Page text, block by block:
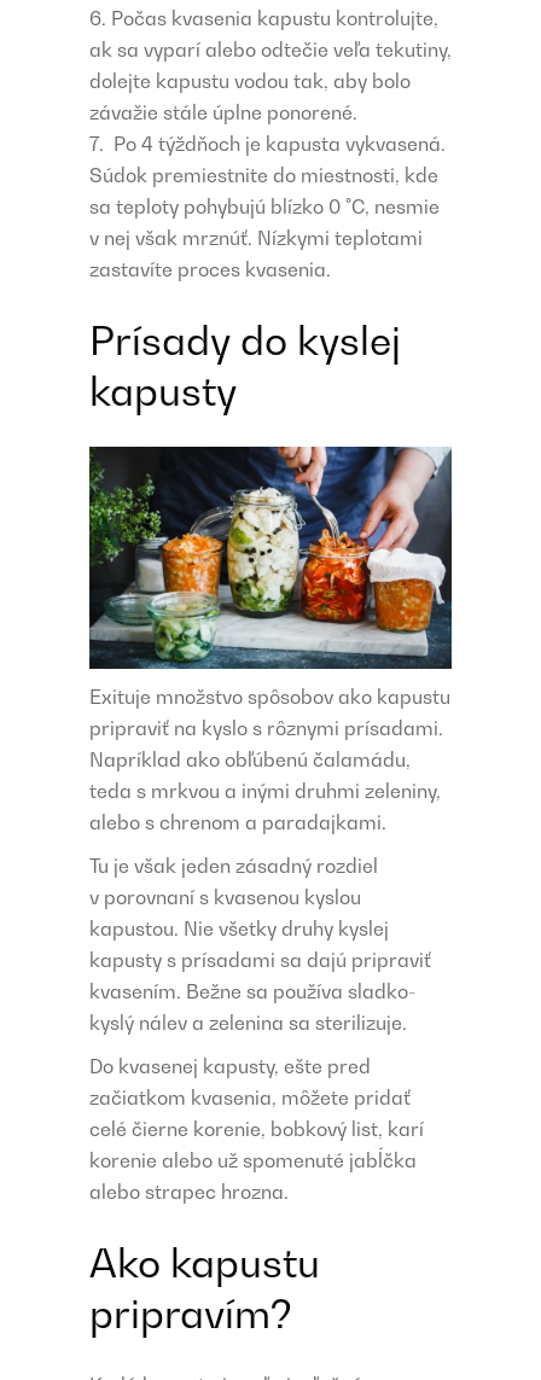
Počas kvasenia kapustu kontrolujte,
ak sa vyparí alebo odtečie veľa tekutiny,
dolejte kapustu vodou tak, aby bolo
závažie stále úplne ponorené.
Po 4 týždňoch je kapusta vykvasená.
Súdok premiestnite do miestnosti, kde
sa teploty pohybujú blízko 0 °C, nesmie
v nej však mrznúť. Nízkymi teplotami
zastavíte proces kvasenia.
Prísady do kyslej
kapusty
Exituje množstvo spôsobov ako kapustu
pripraviť na kyslo s rôznymi prísadami.
Napríklad ako obľúbenú čalamádu,
teda s mrkvou a inými druhmi zeleniny,
alebo s chrenom a paradajkami.
Tu je však jeden zásadný rozdiel
v porovnaní s kvasenou kyslou
kapustou. Nie všetky druhy kyslej
kapusty s prísadami sa dajú pripraviť
kvasením. Bežne sa používa sladko-
kyslý nálev a zelenina sa sterilizuje.
Do kvasenej kapusty, ešte pred
začiatkom kvasenia, môžete pridať
celé čierne korenie, bobkový list, karí
korenie alebo už spomenuté jabĺčka
alebo strapec hrozna.
Ako kapustu
pripravím?